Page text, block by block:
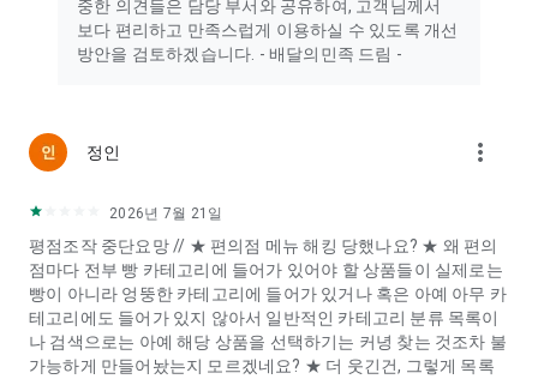
중한 의견들은 담당 부서와 공유하여, 고객님께서
보다 편리하고 만족스럽게 이용하실 수 있도록 개선
방안을 검토하겠습니다. - 배달의민족 드림 -
정인 more_vert
2026년 7월 21일
평점조작 중단요망 // ★ 편의점 메뉴 해킹 당했나요? ★ 왜 편의
점마다 전부 빵 카테고리에 들어가 있어야 할 상품들이 실제로는
빵이 아니라 엉뚱한 카테고리에 들어가 있거나 혹은 아예 아무 카
테고리에도 들어가 있지 않아서 일반적인 카테고리 분류 목록이
나 검색으로는 아예 해당 상품을 선택하기는 커녕 찾는 것조차 불
가능하게 만들어놨는지 모르겠네요? ★ 더 웃긴건, 그렇게 목록